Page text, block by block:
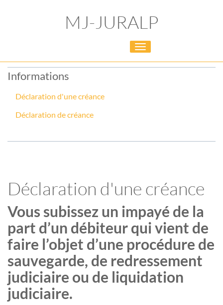
MJ-JURALP
Toggle
navigation
Informations
Déclaration d'une créance
Déclaration de créance
Déclaration d'une créance
Vous subissez un impayé de la
part d’un débiteur qui vient de
faire l’objet d’une procédure de
sauvegarde, de redressement
judiciaire ou de liquidation
judiciaire.